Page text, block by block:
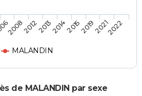
MALANDIN
20082012201320142015201920212022
de MALANDIN par sexe